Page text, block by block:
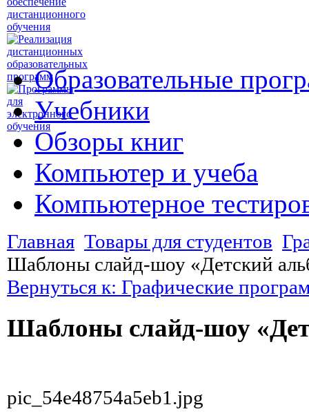
Образовательные
Учебники
Обзоры книг
Компьютер и учеба
Компьютерное
Главная Товары для студентов
Шаблоны слайд-шоу «Детский
Вернуться к: Графические
Шаблоны слайд-шоу
pic_54e48754a5eb1.jpg